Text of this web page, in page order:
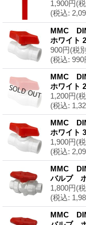
1,900円(
(税込:
MMC
ホワイト
900円(税
(税込: 990
MMC
ホワイト
1,200円(
(税込:
MMC
ホワイト
1,900円(
(税込:
MMC
バルブ
1,800円(
(税込:
MMC